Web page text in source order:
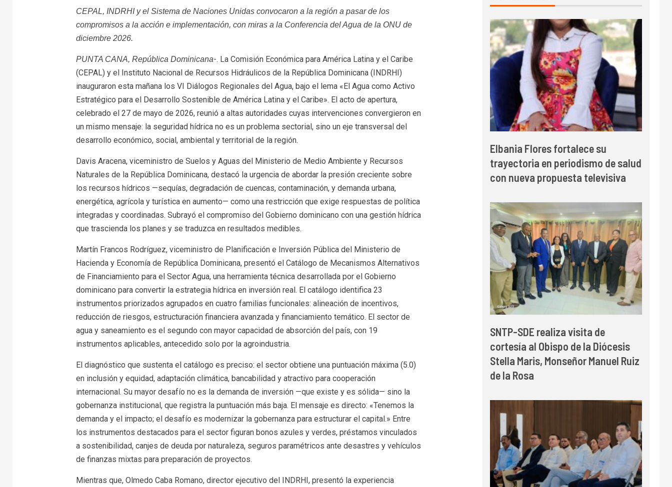
CEPAL, INDRHI y el Sistema de Naciones Unidas convocaron a la región a pasar de los
compromisos a la acción e implementación, con miras a la Conferencia del Agua de la ONU de
diciembre 2026.
PUNTA CANA, República Dominicana-. La Comisión Económica para América Latina y el Caribe
(CEPAL) y el Instituto Nacional de Recursos Hidráulicos de la República Dominicana (INDRHI)
inauguraron esta mañana los VI Diálogos Regionales del Agua, bajo el lema «El Agua como Activo
Estratégico para el Desarrollo Sostenible de América Latina y el Caribe». El acto de apertura,
celebrado el 27 de mayo de 2026, reunió a altas autoridades cuyas intervenciones convergieron en
un mismo mensaje: la seguridad hídrica no es un problema sectorial, sino un eje transversal del
desarrollo económico, social, ambiental y territorial de la región.
Davis Aracena, viceministro de Suelos y Aguas del Ministerio de Medio Ambiente y Recursos
Naturales de la República Dominicana, destacó la urgencia de abordar la presión creciente sobre
los recursos hídricos —sequías, degradación de cuencas, contaminación, y demanda urbana,
energética, agrícola y turística en aumento— como una restricción que exige respuestas de política
integradas y coordinadas. Subrayó el compromiso del Gobierno dominicano con una gestión hídrica
que trascienda los planes y se traduzca en resultados medibles.
Martín Francos Rodríguez, viceministro de Planificación e Inversión Pública del Ministerio de
Hacienda y Economía de República Dominicana, presentó el Catálogo de Mecanismos Alternativos
de Financiamiento para el Sector Agua, una herramienta técnica desarrollada por el Gobierno
dominicano para convertir la estrategia hídrica en inversión real. El catálogo identifica 23
instrumentos priorizados agrupados en cuatro familias funcionales: alineación de incentivos,
reducción de riesgos, estructuración financiera avanzada y financiamiento temático. El sector de
agua y saneamiento es el segundo con mayor capacidad de absorción del país, con 19
instrumentos aplicables, antecedido solo por la agroindustria.
El diagnóstico que sustenta el catálogo es preciso: el sector obtiene una puntuación máxima (5.0)
en inclusión y equidad, adaptación climática, bancabilidad y atractivo para cooperación
internacional. Su mayor desafío no es la demanda de inversión —que existe y es sólida— sino la
gobernanza institucional, que registra la puntuación más baja. El mensaje es directo: «Tenemos la
demanda y el impacto; el desafío es modernizar la gobernanza para estructurar el capital.» Entre
los instrumentos destacados para el sector figuran bonos azules y verdes, préstamos vinculados
a sostenibilidad, canjes de deuda por naturaleza, seguros paramétricos ante desastres y vehículos
de finanzas mixtas para preparación de proyectos.
Mientras que, Olmedo Caba Romano, director ejecutivo del INDRHI, presentó la experiencia
Elbania Flores fortalece su
trayectoria en periodismo de salud
con nueva propuesta televisiva
SNTP-SDE realiza visita de
cortesía al Obispo de la Diócesis
Stella Maris, Monseñor Manuel Ruiz
de la Rosa